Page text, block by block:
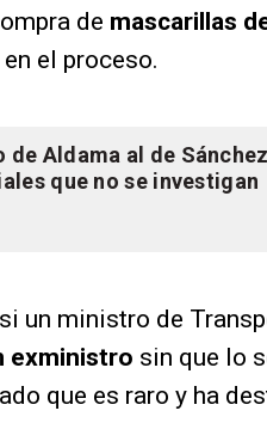
de mascarillas
el proceso.
Aldama al de
que no se investigan
un ministro de
exministro sin que lo
que es raro y ha